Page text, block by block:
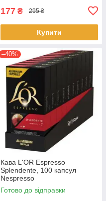
177 ₴ 295 ₴
Купити
–40%
Кава L'OR Espresso
Splendente, 100 капсул
Nespresso
Готово до відправки